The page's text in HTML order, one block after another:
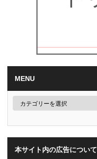
MENU
本サイト内の広告について